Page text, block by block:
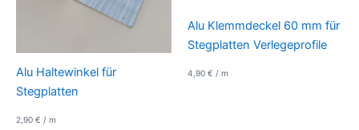
Alu Haltewinkel für
Stegplatten
2,90 € / m
Alu Klemmdeckel 60 mm für
Stegplatten Verlegeprofile
4,90 € / m